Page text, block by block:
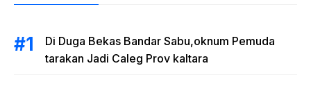
Di Duga Bekas Bandar Sabu,oknum Pemuda
tarakan Jadi Caleg Prov kaltara